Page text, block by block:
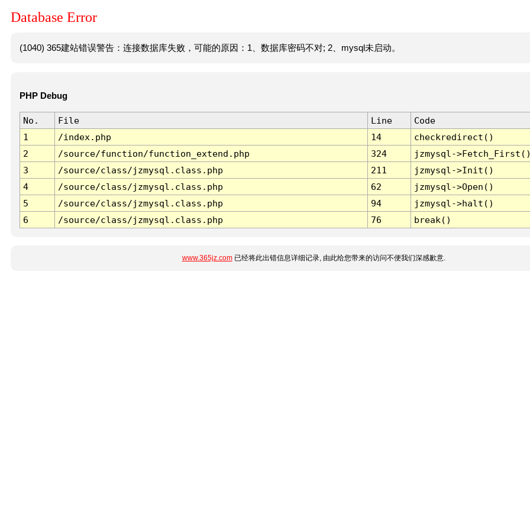
Database Error
(1040) 365建站错误警告：连接数据库失败，可能的原因：1、数据库密码不对; 2、mysql未启动。
PHP Debug
No. File Line
Code
1
/index.php 14
checkredirect()
2
/source/function/function_extend.php 324
jzmysql-
3
/source/class/jzmysql.class.php 211
jzmysql->Init()
4
/source/class/jzmysql.class.php 62
jzmysql->Open()
5
/source/class/jzmysql.class.php 94
jzmysql->halt()
6
/source/class/jzmysql.class.php 76 break()
www.365jz.com已经将此出错信息详细记录, 由此给您带来的访问不便我们深感歉意.